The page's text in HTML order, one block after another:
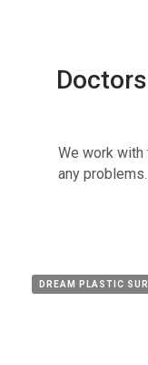
Doctors
We work
any problems.
DREAM PLASTIC